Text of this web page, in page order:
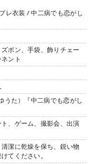
レ衣装 / 中二病でも恋がし
ボン、手袋、飾りチェー
ント
うた）『中二病でも恋がし
、ゲーム、撮影会、出演
潔に乾燥を保ち、鋭い物
てください。